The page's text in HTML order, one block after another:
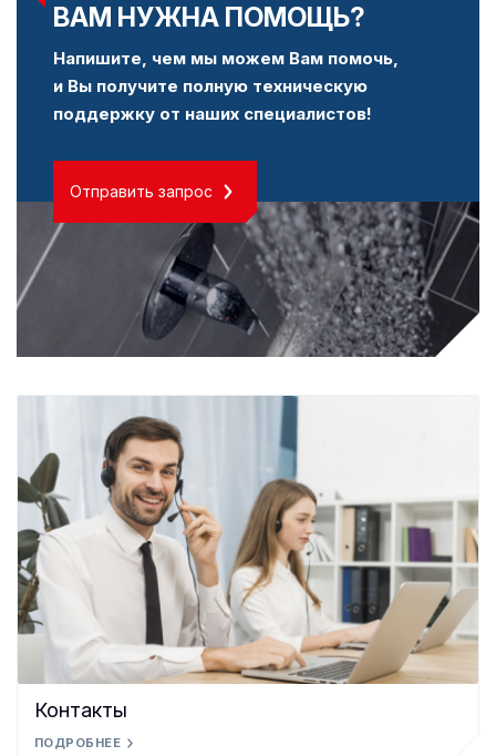
ВАМ НУЖНА ПОМОЩЬ?
Напишите, чем мы можем Вам помочь,
и Вы получите полную техническую
поддержку от наших специалистов!
Отправить запрос
Контакты
ПОДРОБНЕЕ